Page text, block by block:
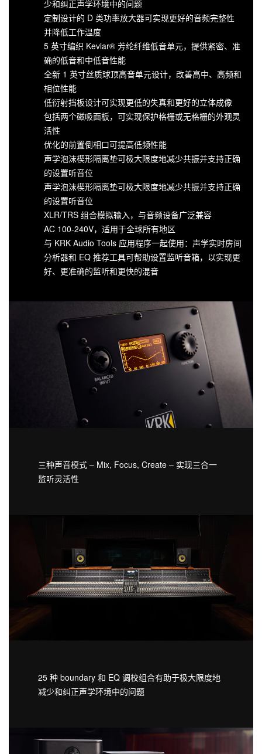
少和纠正声学环境中的问题
定制设计的 D 类功率放大器可实现更好的音频完整性
并降低工作温度
5 英寸编织 Kevlar® 芳纶纤维低音单元，提供紧密、准
确的低音和中低音性能
全新 1 英寸丝质球顶高音单元设计，改善高中、高频和
相位性能
低衍射挡板设计可实现更低的失真和更好的立体成像
包括两个磁吸面板，可实现保护格栅或无格栅的外观灵
活性
优化的前置倒相口可提高低频性能
声学泡沫楔形隔离垫可极大限度地减少共振并支持正确
的设置听音位
声学泡沫楔形隔离垫可极大限度地减少共振并支持正确
的设置听音位
XLR/TRS 组合模拟输入，与音频设备广泛兼容
AC 100-240V，适用于全球所有地区
与 KRK Audio Tools 应用程序一起使用：声学实时房间
分析器和 EQ 推荐工具可帮助设置监听音箱，以实现更
好、更准确的监听和更快的混音
三种声音模式 – Mix, Focus, Create – 实现三合一
监听灵活性
25 种 boundary 和 EQ 调校组合有助于极大限度地
减少和纠正声学环境中的问题